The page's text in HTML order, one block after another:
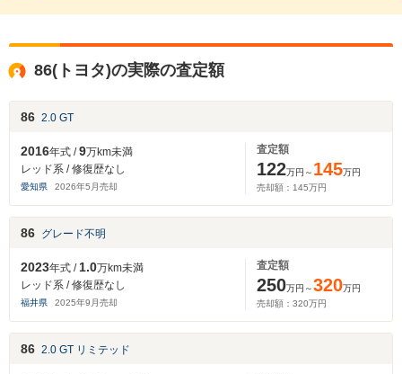
86(トヨタ)の実際の査定額
86 2.0 GT
2016年式 /9万km未満
レッド系 / 修復歴なし
愛知県 2026年5 月売却
査定額
122万円～ 145万円
売却額： 145万円
86 グレード不明
2023年式 /1.0万km未満
レッド系 / 修復歴なし
福井県 2025年9 月売却
査定額
250万円～320万円
売却額： 320万円
86 2.0 GT リミテッド